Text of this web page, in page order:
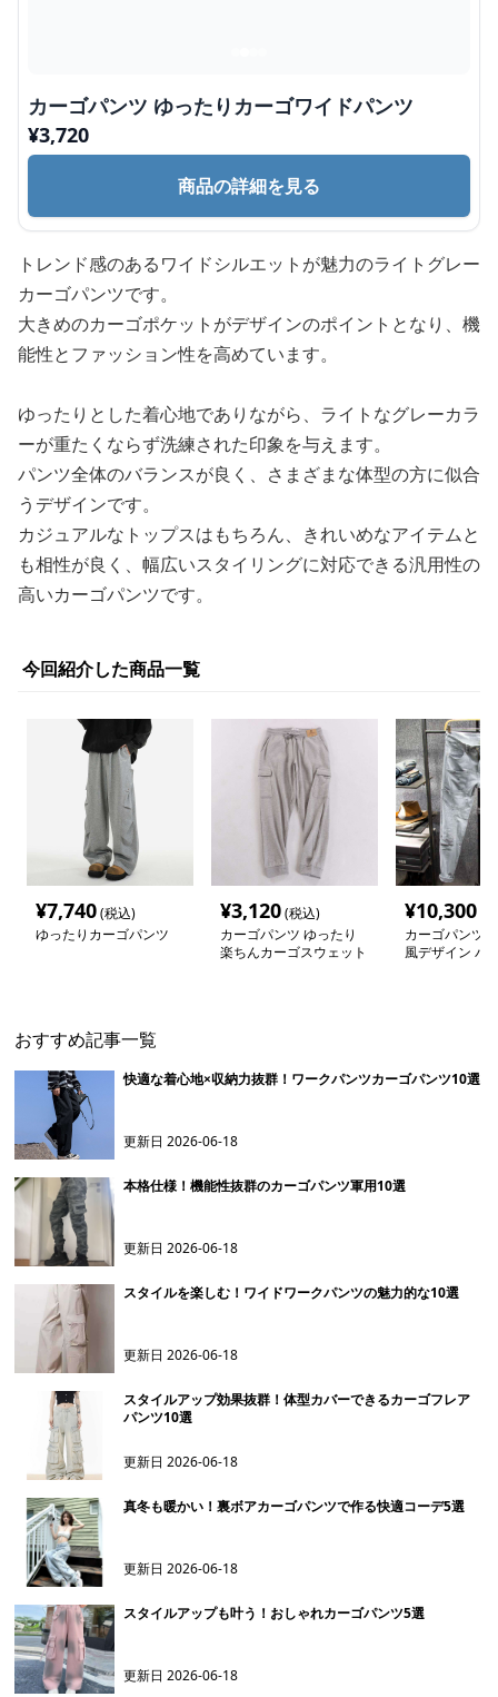
カーゴパンツ ゆったりカーゴワイドパンツ
¥3,720
商品の詳細を見る
トレンド感のあるワイドシルエットが魅力のライトグレー
カーゴパンツです。
大きめのカーゴポケットがデザインのポイントとなり、機
能性とファッション性を高めています。
ゆったりとした着心地でありながら、ライトなグレーカラ
ーが重たくならず洗練された印象を与えます。
パンツ全体のバランスが良く、さまざまな体型の方に似合
うデザインです。
カジュアルなトップスはもちろん、きれいめなアイテムと
も相性が良く、幅広いスタイリングに対応できる汎用性の
高いカーゴパンツです。
今回紹介した商品一覧
¥7,740(税込)
ゆったりカーゴパンツ
¥3,120(税込)
カーゴパンツ ゆったり
楽ちんカーゴスウェット
¥10,300
カーゴパンツ
風デザイン パ
おすすめ記事一覧
快適な着心地×収納力抜群！ワークパンツカーゴパンツ10選
更新日2026-06-18
本格仕様！機能性抜群のカーゴパンツ軍用10選
更新日2026-06-18
スタイルを楽しむ！ワイドワークパンツの魅力的な10選
更新日2026-06-18
スタイルアップ効果抜群！体型カバーできるカーゴフレア
パンツ10選
更新日2026-06-18
真冬も暖かい！裏ボアカーゴパンツで作る快適コーデ5選
更新日2026-06-18
スタイルアップも叶う！おしゃれカーゴパンツ5選
更新日2026-06-18